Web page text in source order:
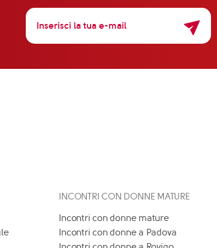
INCONTRI CON DONNE MATURE
Incontri con donne mature
Incontri con donne a Padova